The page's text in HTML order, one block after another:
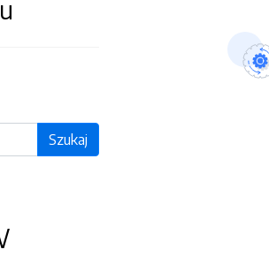
Szukaj